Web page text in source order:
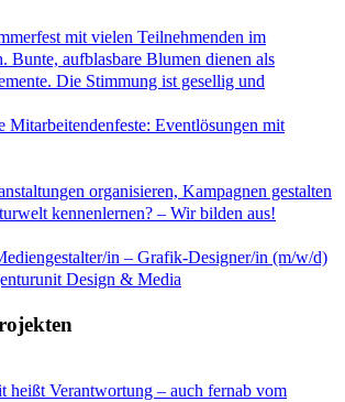
Mitarbeitendenfeste: Eventlösungen mit
organisieren, Kampagnen gestalten
kennenlernen? – Wir bilden aus!
in – Grafik-Designer/in (m/w/d)
Design & Media
heißt Verantwortung – auch fernab vom